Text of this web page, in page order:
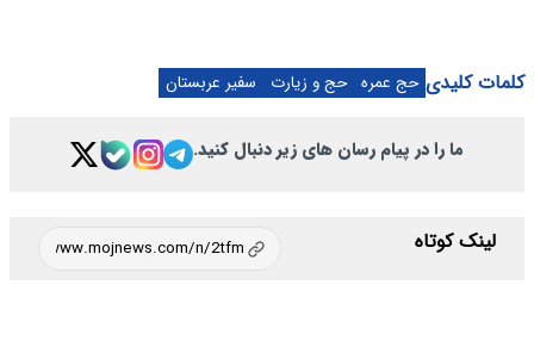
کلمات کلیدی حج عمره حج و زیارت سفیر عربستان
ما را در پیام رسان های زیر دنبال کنید.
لینک کوتاه